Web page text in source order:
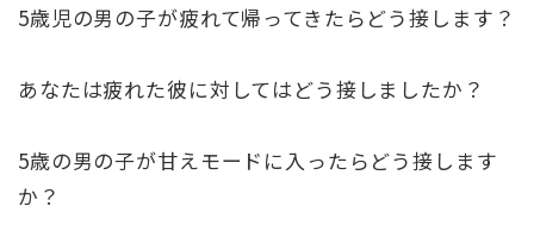
5歳児の男の子が疲れて帰ってきたらどう接します？
あなたは疲れた彼に対してはどう接しましたか？
5歳の男の子が甘えモードに入ったらどう接します
か？